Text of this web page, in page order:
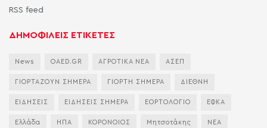
RSS feed
ΔΗΜΟΦΙΛΕΙΣ ΕΤΙΚΕΤΕΣ
News OAED.GR ΑΓΡΟΤΙΚΑ ΝΕΑ ΑΣΕΠ
ΓΙΟΡΤΑΖΟΥΝ ΣΗΜΕΡΑ ΓΙΟΡΤΗ ΣΗΜΕΡΑ ΔΙΕΘΝΗ
ΕΙΔΗΣΕΙΣ ΕΙΔΗΣΕΙΣ ΣΗΜΕΡΑ ΕΟΡΤΟΛΟΓΙΟ ΕΦΚΑ
Ελλάδα ΗΠΑ ΚΟΡΟΝΟΙΟΣ Μητσοτάκης ΝΕΑ